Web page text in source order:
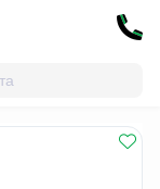
для кожи